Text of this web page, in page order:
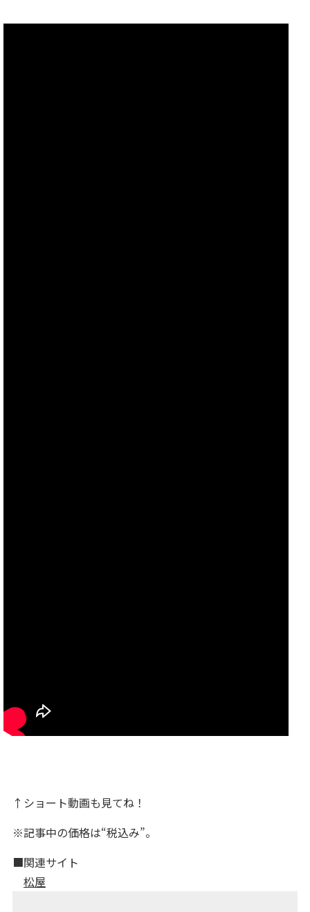
↑ショート動画も見てね！
※記事中の価格は“税込み”。
■関連サイト
松屋